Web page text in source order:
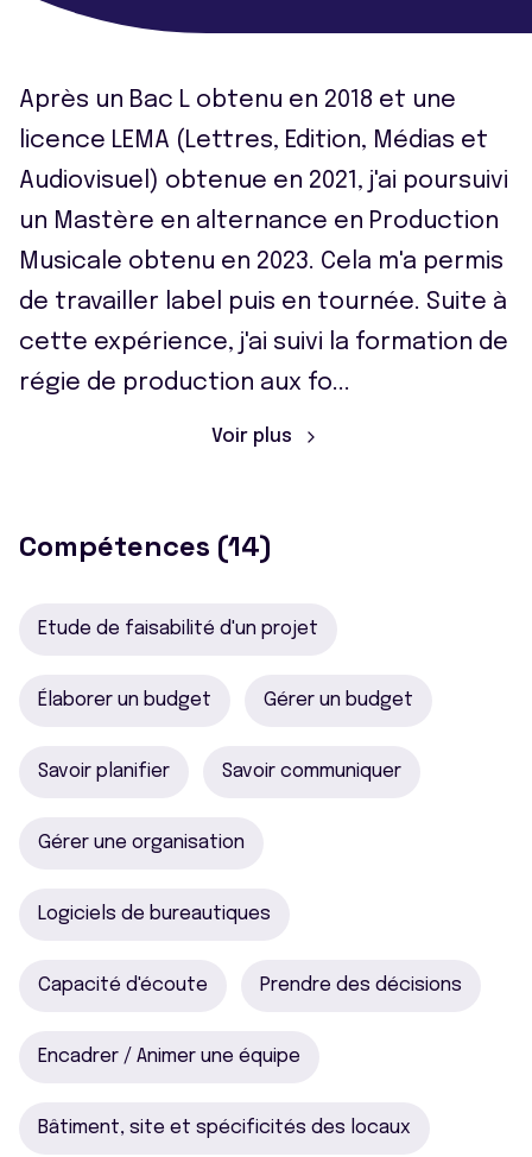
Après un Bac L obtenu en 2018 et une
licence LEMA (Lettres, Edition, Médias et
Audiovisuel) obtenue en 2021, j'ai poursuivi
un Mastère en alternance en Production
Musicale obtenu en 2023. Cela m'a permis
de travailler label puis en tournée. Suite à
cette expérience, j'ai suivi la formation de
régie de production aux fo...
Voir plus
Compétences (14)
Etude de faisabilité d'un projet
Élaborer un budget Gérer un budget
Savoir planifier Savoir communiquer
Gérer une organisation
Logiciels de bureautiques
Capacité d'écoute Prendre des décisions
Encadrer / Animer une équipe
Bâtiment, site et spécificités des locaux